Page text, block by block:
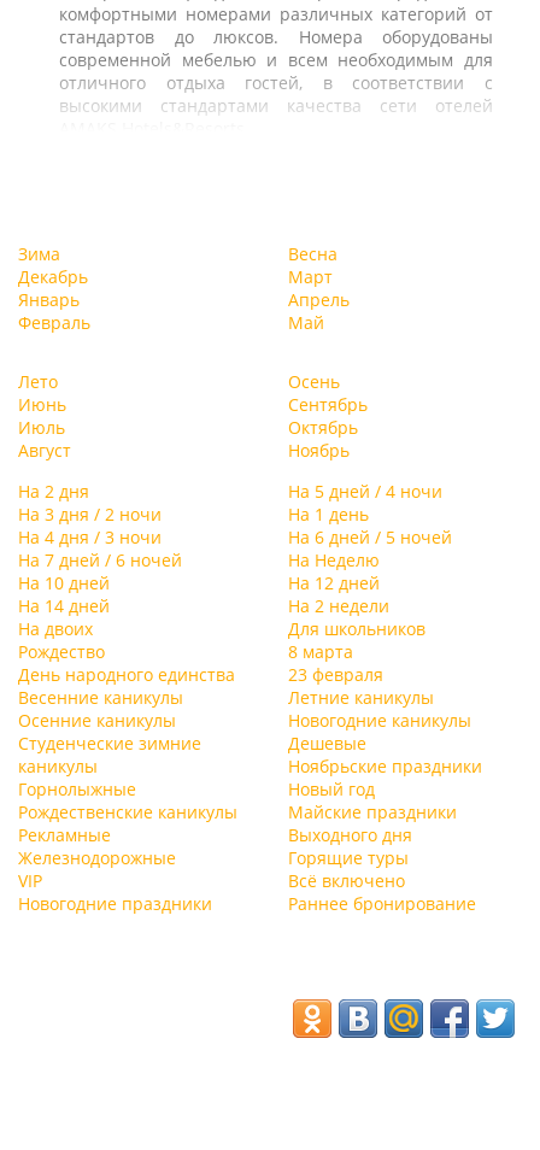
комфортными номерами различных категорий от
стандартов до люксов. Номера оборудованы
современной мебелью и всем необходимым для
отличного отдыха гостей, в соответствии с
высокими стандартами качества сети отелей
Зима
Декабрь
Январь
Февраль
Весна
Март
Апрель
Май
Лето
Июнь
Июль
Август
Осень
Сентябрь
Октябрь
Ноябрь
На 2 дня
На 5 дней / 4 ночи
На 3 дня / 2 ночи
На 1 день
На 4 дня / 3 ночи
На 6 дней / 5 ночей
На 7 дней / 6 ночей
На Неделю
На 10 дней
На 12 дней
На 14 дней
На 2 недели
На двоих
Для школьников
Рождество
8 марта
День народного единства
23 февраля
Весенние каникулы
Летние каникулы
Осенние каникулы
Новогодние каникулы
Студенческие зимние
каникулы
Дешевые
Ноябрьские праздники
Горнолыжные
Новый год
Рождественские каникулы
Майские праздники
Рекламные
Выходного дня
Железнодорожные
Горящие туры
VIP
Всё включено
Новогодние праздники
Раннее бронирование